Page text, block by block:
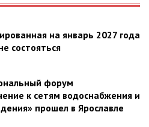
на январь 2027 года
состояться
форум
к сетям водоснабжения и
прошел в Ярославле